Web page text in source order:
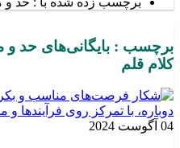
برچسب : بایگانی‌های حد و
کلام قلم
04 آگوست 2024